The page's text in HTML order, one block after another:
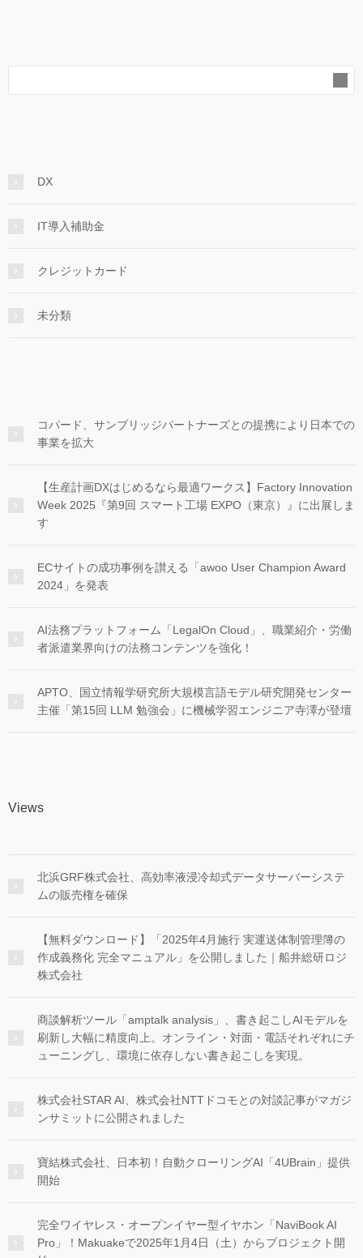
DX
IT導入補助金
クレジットカード
未分類
コパード、サンブリッジパートナーズとの提携により日本での
事業を拡大
【生産計画DXはじめるなら最適ワークス】Factory Innovation
Week 2025『第9回 スマート工場 EXPO（東京）』に出展しま
す
ECサイトの成功事例を讃える「awoo User Champion Award
2024」を発表
AI法務プラットフォーム「LegalOn Cloud」、職業紹介・労働
者派遣業界向けの法務コンテンツを強化！
APTO、国立情報学研究所大規模言語モデル研究開発センター
主催「第15回 LLM 勉強会」に機械学習エンジニア寺澤が登壇
Views
北浜GRF株式会社、高効率液浸冷却式データサーバーシステ
ムの販売権を確保
【無料ダウンロード】「2025年4月施行 実運送体制管理簿の
作成義務化 完全マニュアル」を公開しました｜船井総研ロジ
株式会社
商談解析ツール「amptalk analysis」、書き起こしAIモデルを
刷新し大幅に精度向上。オンライン・対面・電話それぞれにチ
ューニングし、環境に依存しない書き起こしを実現。
株式会社STAR AI、株式会社NTTドコモとの対談記事がマガジ
ンサミットに公開されました
寶結株式会社、日本初！自動クローリングAI「4UBrain」提供
開始
完全ワイヤレス・オープンイヤー型イヤホン「NaviBook AI
Pro」！Makuakeで2025年1月4日（土）からプロジェクト開